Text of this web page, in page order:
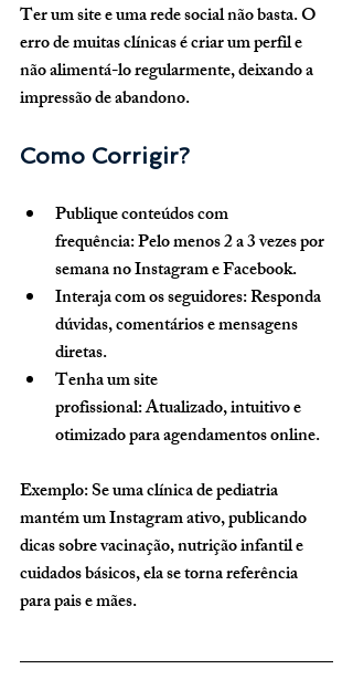
Ter um site e uma rede social não basta. O
erro de muitas clínicas é criar um perfil e
não alimentá-lo regularmente, deixando a
impressão de abandono.
Como Corrigir?
Publique conteúdos com
frequência: Pelo menos 2 a 3 vezes por
semana no Instagram e Facebook.
Interaja com os seguidores: Responda
dúvidas, comentários e mensagens
diretas.
Tenha um site
profissional: Atualizado, intuitivo e
otimizado para agendamentos online.
Exemplo: Se uma clínica de pediatria
mantém um Instagram ativo, publicando
dicas sobre vacinação, nutrição infantil e
cuidados básicos, ela se torna referência
para pais e mães.